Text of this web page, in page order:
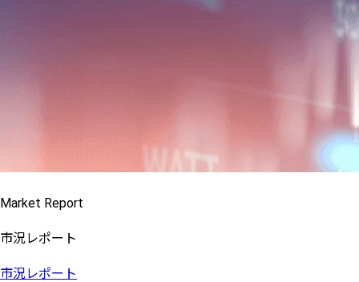
Market Report
市況レポート
市況レポート